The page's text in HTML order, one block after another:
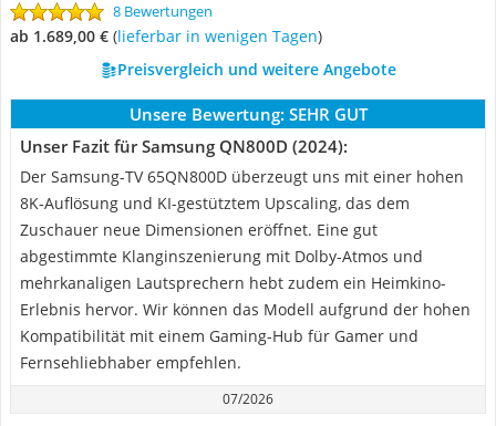
8 Bewertungen
ab 1.689,00 € ( Lieferbar in wenigen Tagen)
Preisvergleich und weitere Angebote
Unsere Bewertung: SEHR GUT
Unser Fazit für Samsung QN800D (2024):
Der Samsung-TV 65QN800D überzeugt uns mit einer hohen
8K-Auflösung und KI-gestütztem Upscaling, das dem
Zuschauer neue Dimensionen eröffnet. Eine gut
abgestimmte Klanginszenierung mit Dolby-Atmos und
mehrkanaligen Lautsprechern hebt zudem ein Heimkino-
Erlebnis hervor. Wir können das Modell aufgrund der hohen
Kompatibilität mit einem Gaming-Hub für Gamer und
Fernsehliebhaber empfehlen.
07/2026